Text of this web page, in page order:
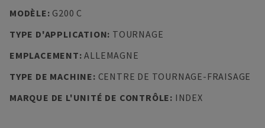
MODÈLE: G200 C
TYPE D'APPLICATION: TOURNAGE
EMPLACEMENT:ALLEMAGNE
TYPE DE MACHINE: CENTRE DE TOURNAGE-FRAISAGE
MARQUE DE L'UNITÉ DE CONTRÔLE: INDEX